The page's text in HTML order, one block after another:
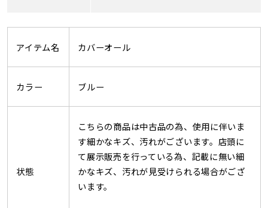
アイテム名 カバーオール
カラー ブルー
状態
こちらの商品は中古品の為、使用に伴いま
す細かなキズ、汚れがございます。店頭に
て展示販売を行っている為、記載に無い細
かなキズ、汚れが見受けられる場合がござ
います。